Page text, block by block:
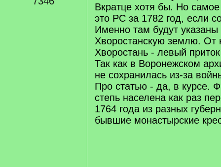
Вкратце хотя бы. Но самое
это РС за 1782 год, если
Именно там будут
Хворостанскую землю. От
Хворостань - левый
Так как в Воронежском
не сохранилась из-за
Про статью - да, в курсе.
степь населена как раз
1764 года из разных
бывшие монастырские